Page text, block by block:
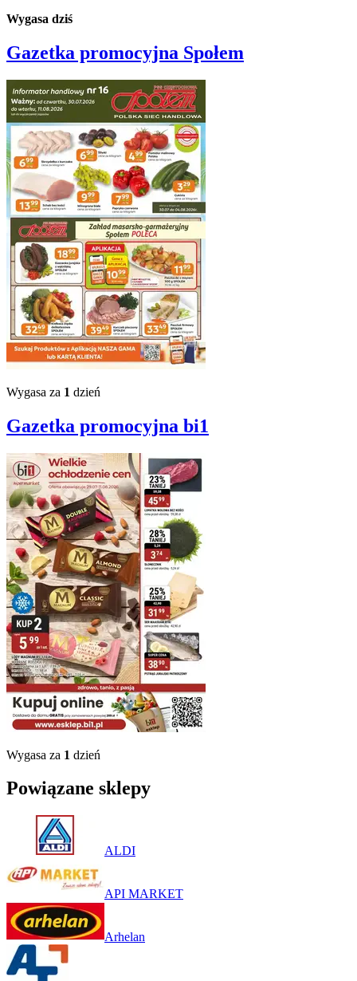
Wygasa dziś
Gazetka promocyjna Społem
Wygasa za 1 dzień
Gazetka promocyjna bi1
Wygasa za 1 dzień
Powiązane sklepy
ALDI
API MARKET
Arhelan